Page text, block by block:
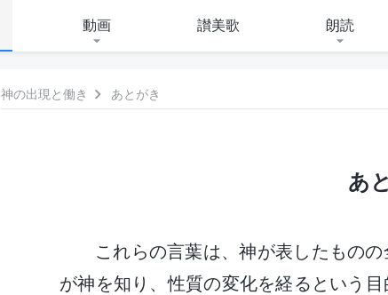
動画 讃美歌 朗読
神の出現と働き あとがき
あ
これらの言葉は、神が表したもの
が神を知り、性質の変化を経るという